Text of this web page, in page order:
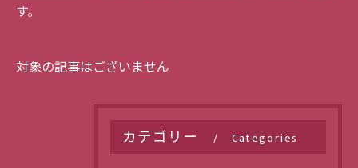
す。
対象の記事はございません
カテゴリー Categories